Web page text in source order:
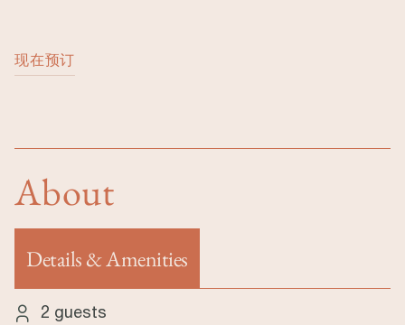
现在预订
About
Details & Amenities
（活动标签）
2 guests